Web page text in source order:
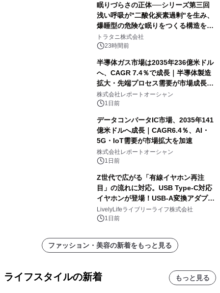
眠りづらさの正体──シリーズ第三回
浅い呼吸が"二酸化炭素過剰"を生み、
爆睡型の危険な眠りをつくる構造を解
説
トラタニ株式会社
23時間前
半導体ガス市場は2035年236億米ドル
へ、CAGR 7.4％で成長｜半導体製造
拡大・先端プロセス需要が市場成長を
加速
株式会社レポートオーシャン
1日前
データコンバータIC市場、2035年141
億米ドルへ成長｜CAGR6.4％、AI・
5G・IoT需要が市場拡大を加速
株式会社レポートオーシャン
1日前
Z世代で広がる「有線イヤホン再注
目」の流れに対応。USB Type-C対応
イヤホンが登場！USB-A変換アダプタ
ー付きでスマホからパソコンまで幅広
く活用可能
LivelyLifeライブリーライフ株式会社
1日前
ファッション・美容の新着をもっと見る
ライフスタイルの新着 もっと見る